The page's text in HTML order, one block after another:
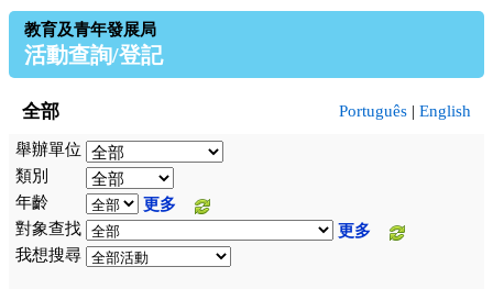
教育及青年發展局
活動查詢/登記
全部 Português | English
舉辦單位
類別
年齡
更多
對象查找
更多
我想搜尋